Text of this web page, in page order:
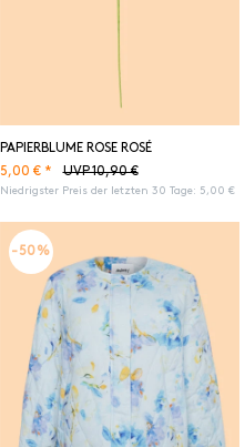
PAPIERBLUME ROSE ROSÉ
UVP 10,90 €
5,00 € *
Niedrigster Preis der letzten 30 Tage: 5,00 €
-50%